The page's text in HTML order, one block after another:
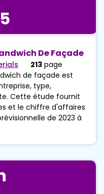
De Façade
213 page
de façade est
type,
Cette étude fournit
et le chiffre d'affaires
de 2023 à